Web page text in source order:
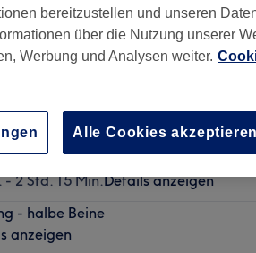
ganzer Kopf, Schneiden & Föhnen
- 2 Std. 15 Min.Details anzeigen
- halbe Beine
anzeigen
bereitzustellen und unseren
über die Nutzung unserer
Werbung und Analysen weiter.
Alle Cookies